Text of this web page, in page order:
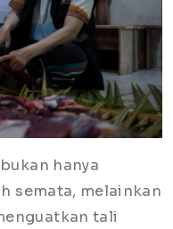
hanya
semata, melainkan
tali